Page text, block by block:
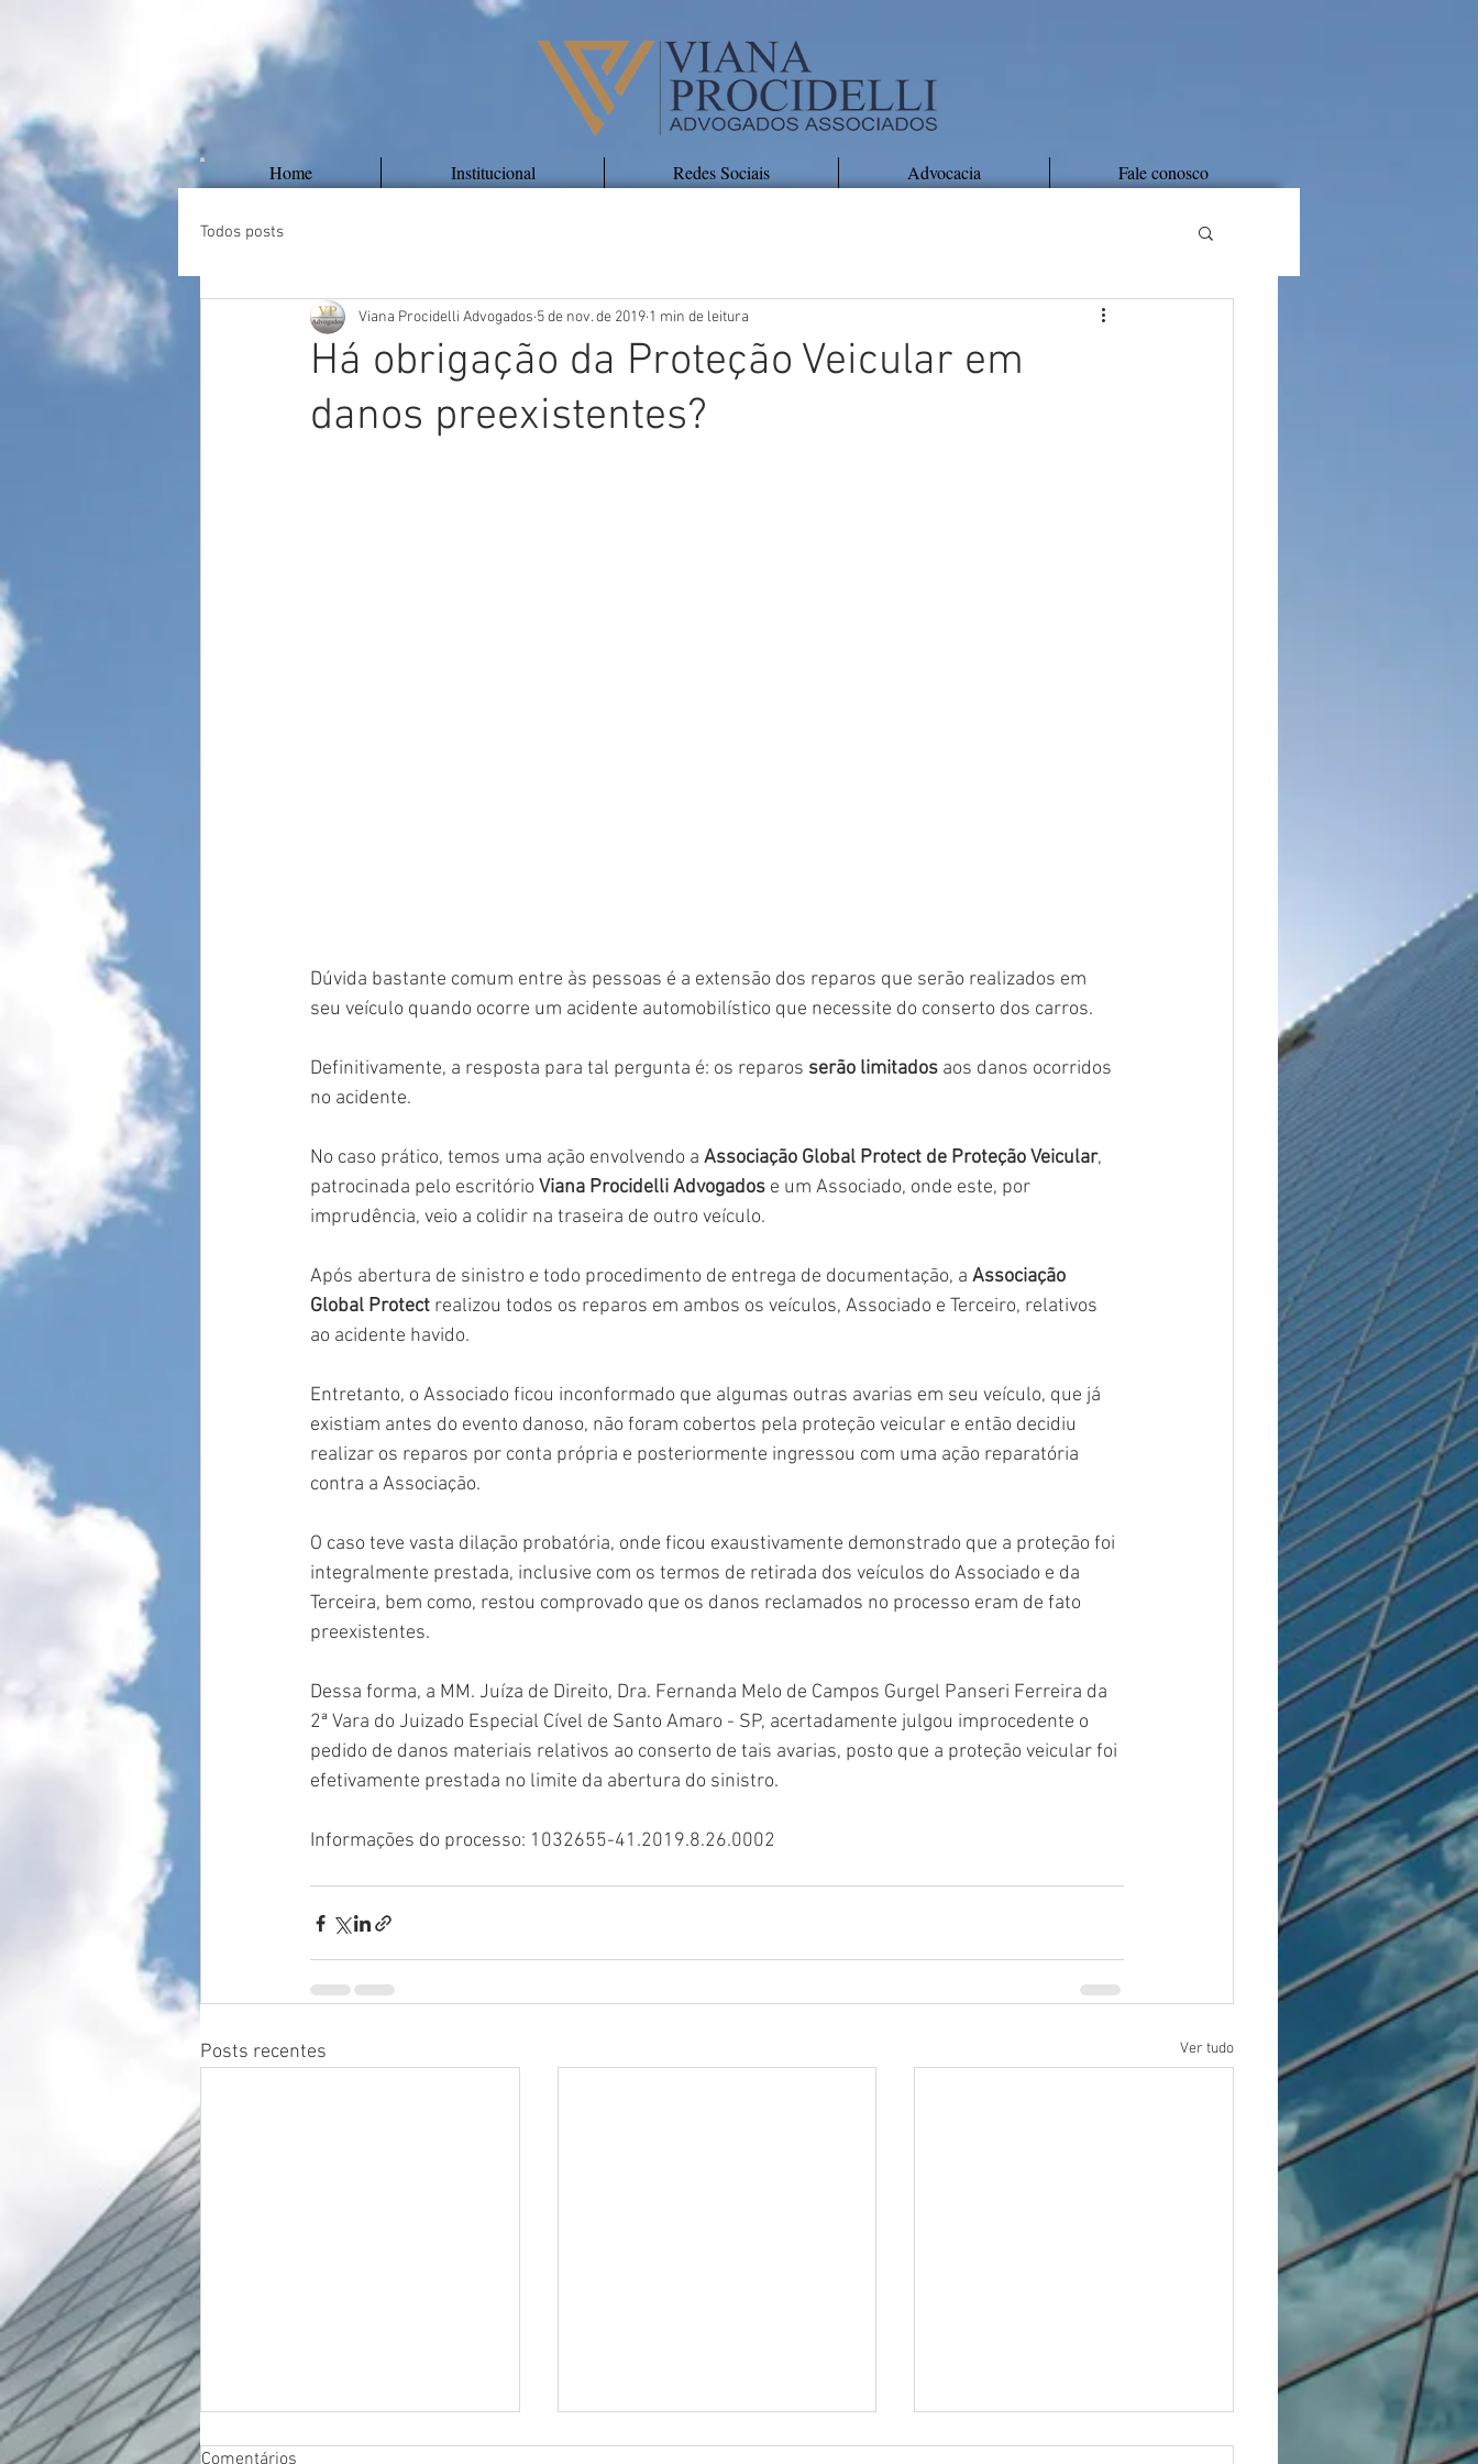
Home Institucional Redes Sociais Advocacia Fale conosco
Todos posts
Há obrigação da Proteção Veicular em
danos preexistentes?
Viana Procidelli Advogados 5 de nov. de 2019 1 min de leitura
Dúvida bastante comum entre às pessoas é a extensão dos reparos que serão realizados em
seu veículo quando ocorre um acidente automobilístico que necessite do conserto dos carros.
Definitivamente, a resposta para tal pergunta é: os reparos serão limitados aos danos ocorridos
no acidente.
No caso prático, temos uma ação envolvendo a Associação Global Protect de Proteção Veicular,
patrocinada pelo escritório Viana Procidelli Advogados e um Associado, onde este, por
imprudência, veio a colidir na traseira de outro veículo.
Após abertura de sinistro e todo procedimento de entrega de documentação, a Associação
Global Protect realizou todos os reparos em ambos os veículos, Associado e Terceiro, relativos
ao acidente havido.
Entretanto, o Associado ficou inconformado que algumas outras avarias em seu veículo, que já
existiam antes do evento danoso, não foram cobertos pela proteção veicular e então decidiu
realizar os reparos por conta própria e posteriormente ingressou com uma ação reparatória
contra a Associação.
O caso teve vasta dilação probatória, onde ficou exaustivamente demonstrado que a proteção foi
integralmente prestada, inclusive com os termos de retirada dos veículos do Associado e da
Terceira, bem como, restou comprovado que os danos reclamados no processo eram de fato
preexistentes.
Dessa forma, a MM. Juíza de Direito, Dra. Fernanda Melo de Campos Gurgel Panseri Ferreira da
2ª Vara do Juizado Especial Cível de Santo Amaro - SP, acertadamente julgou improcedente o
pedido de danos materiais relativos ao conserto de tais avarias, posto que a proteção veicular foi
efetivamente prestada no limite da abertura do sinistro.
Informações do processo: 1032655-41.2019.8.26.0002
Posts recentes Ver tudo
Comentários